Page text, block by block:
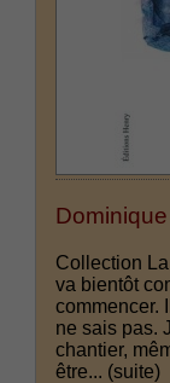
Collection
va bientôt
commencer.
ne sais pas.
chantier,
être... (suite)